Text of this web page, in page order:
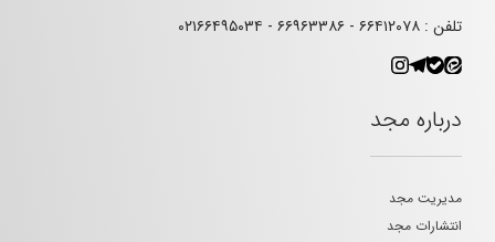
تلفن : ۶۶۴۱۲۰۷۸ - ۶۶۹۶۳۳۸۶ - ۰۲۱۶۶۴۹۵۰۳۴
درباره مجد
مدیریت مجد
انتشارات مجد